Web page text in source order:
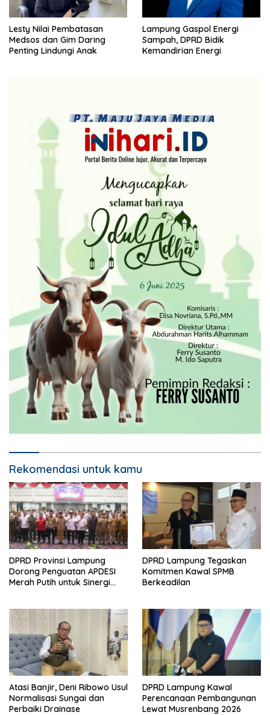
Lesty Nilai Pembatasan
Medsos dan Gim Daring
Penting Lindungi Anak
Lampung Gaspol Energi
Sampah, DPRD Bidik
Kemandirian Energi
Rekomendasi untuk kamu
DPRD Provinsi Lampung
Dorong Penguatan APDESI
Merah Putih untuk Sinergi
DPRD Lampung Tegaskan
Komitmen Kawal SPMB
Berkeadilan
Atasi Banjir, Deni Ribowo Usul
Normalisasi Sungai dan
Perbaiki Drainase
DPRD Lampung Kawal
Perencanaan Pembangunan
Lewat Musrenbang 2026